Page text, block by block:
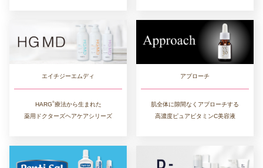
エイチジーエムディ
HARG®︎療法から生まれた
薬用ドクターズヘアケアシリーズ
アプローチ
肌全体に隙間なくアプローチする
高濃度ピュアビタミンC美容液